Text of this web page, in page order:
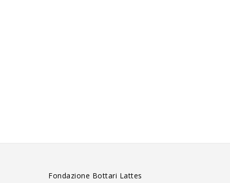
Fondazione Bottari Lattes